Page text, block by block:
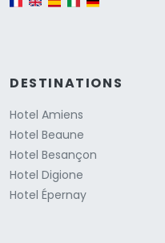
DESTINATIONS
Hotel Amiens
Hotel Beaune
Hotel Besançon
Hotel Digione
Hotel Épernay